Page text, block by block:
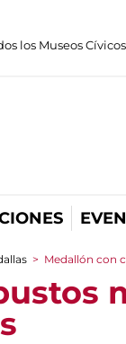
los Museos Cívicos
> Medallón con